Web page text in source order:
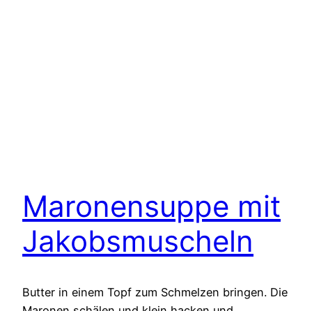
Maronensuppe mit
Jakobsmuscheln
Butter in einem Topf zum Schmelzen bringen. Die